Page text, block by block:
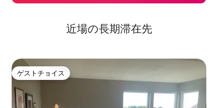
近場の長期滞在先
ゲストチョイス
ゲストチョイス